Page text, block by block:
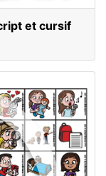
et cursif